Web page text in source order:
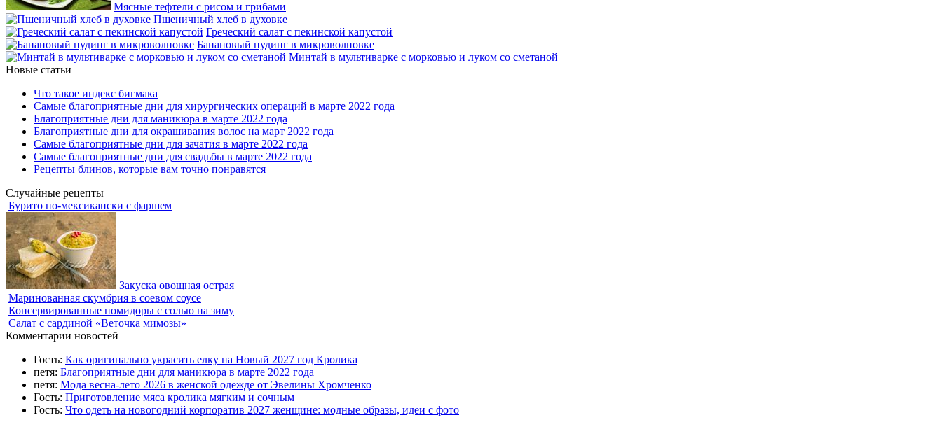
Мясные тефтели с рисом и грибами
Пшеничный хлеб в духовке
Греческий салат с пекинской капустой
Банановый пудинг в микроволновке
Минтай в мультиварке с морковью и луком со сметаной
Новые статьи
Что такое индекс бигмака
Самые благоприятные дни для хирургических операций в марте 2022 года
Благоприятные дни для маникюра в марте 2022 года
Благоприятные дни для окрашивания волос на март 2022 года
Самые благоприятные дни для зачатия в марте 2022 года
Самые благоприятные дни для свадьбы в марте 2022 года
Рецепты блинов, которые вам точно понравятся
Случайные рецепты
Бурито по-мексикански с фаршем
Закуска овощная острая
Маринованная скумбрия в соевом соусе
Консервированные помидоры с солью на зиму
Салат с сардиной «Веточка мимозы»
Комментарии новостей
Гость: Как оригинально украсить елку на Новый 2027 год Кролика
петя: Благоприятные дни для маникюра в марте 2022 года
петя: Мода весна-лето 2026 в женской одежде от Эвелины Хромченко
Гость: Приготовление мяса кролика мягким и сочным
Гость: Что одеть на новогодний корпоратив 2027 женщине: модные образы, идеи с фото